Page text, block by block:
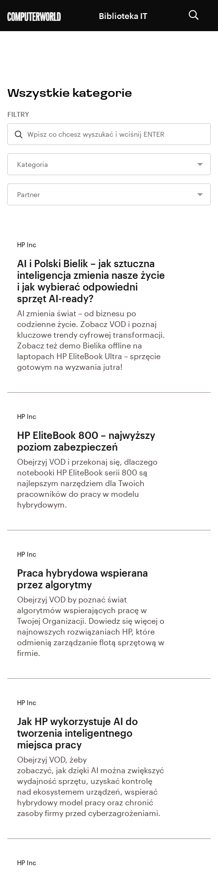
Biblioteka IT
Wszystkie kategorie
FILTRY
Kategoria
Partner
HP Inc
AI i Polski Bielik – jak sztuczna
inteligencja zmienia nasze życie
i jak wybierać odpowiedni
sprzęt AI-ready?
AI zmienia świat – od biznesu po
codzienne życie. Zobacz VOD i poznaj
kluczowe trendy cyfrowej transformacji.
Zobacz też demo Bielika offline na
laptopach HP EliteBook Ultra – sprzęcie
gotowym na wyzwania jutra!
HP Inc
HP EliteBook 800 – najwyższy
poziom zabezpieczeń
Obejrzyj VOD i przekonaj się, dlaczego
notebooki HP EliteBook serii 800 są
najlepszym narzędziem dla Twoich
pracowników do pracy w modelu
hybrydowym.
HP Inc
Praca hybrydowa wspierana
przez algorytmy
Obejrzyj VOD by poznać świat
algorytmów wspierających pracę w
Twojej Organizacji. Dowiedz się więcej o
najnowszych rozwiązaniach HP, które
odmienią zarządzanie flotą sprzętową w
firmie.
HP Inc
Jak HP wykorzystuje AI do
tworzenia inteligentnego
miejsca pracy
Obejrzyj VOD, żeby
zobaczyć, jak dzięki AI można zwiększyć
wydajność sprzętu, uzyskać kontrolę
nad ekosystemem urządzeń, wspierać
hybrydowy model pracy oraz chronić
zasoby firmy przed cyberzagrożeniami.
HP Inc